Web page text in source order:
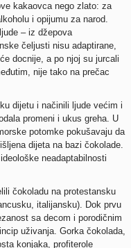
kakaovca nego zlato: za
i opijumu za narod.
– iz džepova
čeljusti nisu adaptirane,
docnije, a po njoj su jurcali
nije tako na prečac
dijetu i načinili ljude većim i
promeni i ukus greha. U
potomke pokušavaju da
dijeta na bazi čokolade.
neadaptabilnosti
čokoladu na protestansku
italijansku). Dok prvu
sa decom i porodičnim
uživanja. Gorka čokolada,
konjaka, profiterole